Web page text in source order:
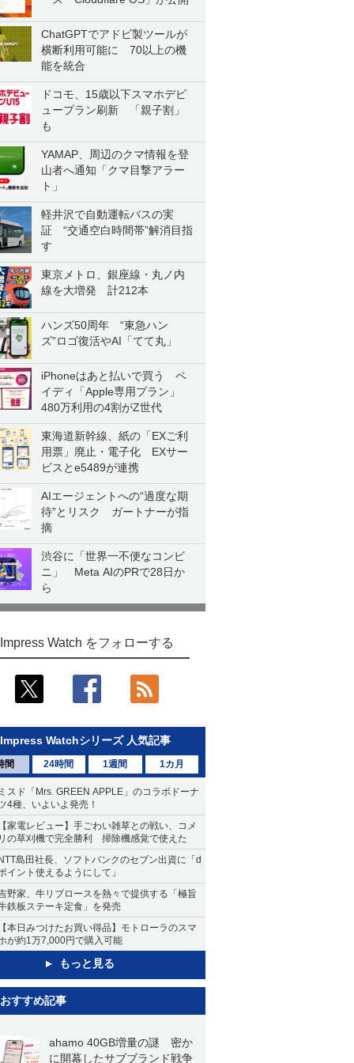
ChatGPTでアドビ製ツールが
横断利用可能に 70以上の機
能を統合
ドコモ、15歳以下スマホデビ
ュープラン刷新 「親子割」
も
YAMAP、周辺のクマ情報を登
山者へ通知「クマ目撃アラー
ト」
軽井沢で自動運転バスの実
証 “交通空白時間帯”解消目指
す
東京メトロ、銀座線・丸ノ内
線を大増発 計212本
ハンズ50周年 “東急ハン
ズ”ロゴ復活やAI「てて丸」
iPhoneはあと払いで買う ペ
イディ「Apple専用プラン」
480万利用の4割がZ世代
東海道新幹線、紙の「EXご利
用票」廃止・電子化 EXサー
ビスとe5489が連携
AIエージェントへの“過度な期
待”とリスク ガートナーが指
摘
渋谷に「世界一不便なコンビ
ニ」 Meta AIのPRで28日か
ら
Impress Watch をフォローする
Impress Watchシリーズ 人気記事
間 24時間 1週間 1カ月
スド「Mrs. GREEN APPLE」のコラボドーナ
4種、いよいよ発売！
家電レビュー】手ごわい雑草との戦い、コメ
の草刈機で完全勝利 掃除機感覚で使えた
島田社長、ソフトバンクのセブン出資に「d
イント使えるようにして」
野家、牛リブロースを熱々で提供する「極旨
鉄板ステーキ定食」を発売
本日みつけたお買い得品】モトローラのスマ
が約1万7,000円で購入可能
もっと見る
おすすめ記事
ahamo 40GB増量の謎 密か
に開幕したサブブランド戦争